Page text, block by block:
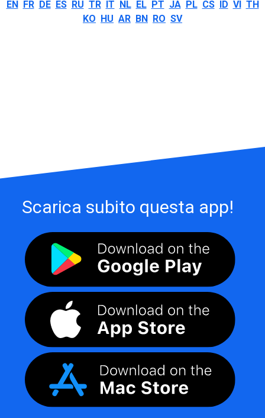
EN FR DE ES RU TR IT NL EL PT JA PL CS ID VI TH
KO HU AR BN RO SV
Scarica subito questa app!